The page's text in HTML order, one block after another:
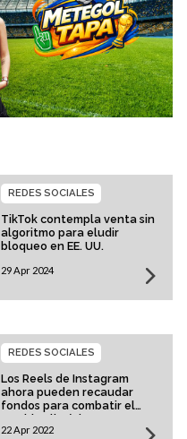
TikTok contempla venta sin
algoritmo para eludir
bloqueo en EE. UU.
REDES SOCIALES
29 Apr 2024
Los Reels de Instagram
ahora pueden recaudar
fondos para combatir el
cambio climático
REDES SOCIALES
22 Apr 2022